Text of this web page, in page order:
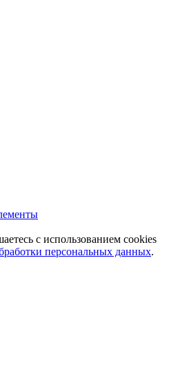
с использованием cookies
персональных данных.